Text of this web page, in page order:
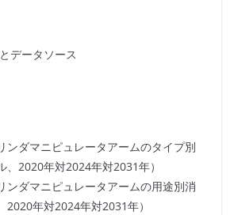
データソース
ンダマニピュレータアームのタイプ別
、2020年対2024年対2031年）
ンダマニピュレータアームの用途別消
2020年対2024年対2031年）